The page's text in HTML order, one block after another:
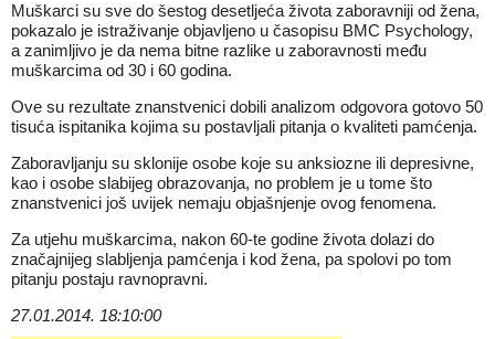
Muškarci su sve do šestog desetljeća života zaboravniji od žena,
pokazalo je istraživanje objavljeno u časopisu BMC Psychology,
a zanimljivo je da nema bitne razlike u zaboravnosti među
muškarcima od 30 i 60 godina.
Ove su rezultate znanstvenici dobili analizom odgovora gotovo 50
tisuća ispitanika kojima su postavljali pitanja o kvaliteti pamćenja.
Zaboravljanju su sklonije osobe koje su anksiozne ili depresivne,
kao i osobe slabijeg obrazovanja, no problem je u tome što
znanstvenici još uvijek nemaju objašnjenje ovog fenomena.
Za utjehu muškarcima, nakon 60-te godine života dolazi do
značajnijeg slabljenja pamćenja i kod žena, pa spolovi po tom
pitanju postaju ravnopravni.
27.01.2014. 18:10:00